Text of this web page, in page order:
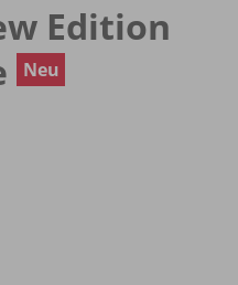
Edition
Neu